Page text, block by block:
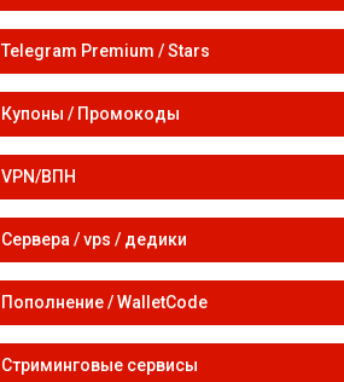
Telegram Premium / Stars
Купоны / Промокоды
VPN/ВПН
Сервера / vps / дедики
Пополнение / WalletCode
Стриминговые сервисы